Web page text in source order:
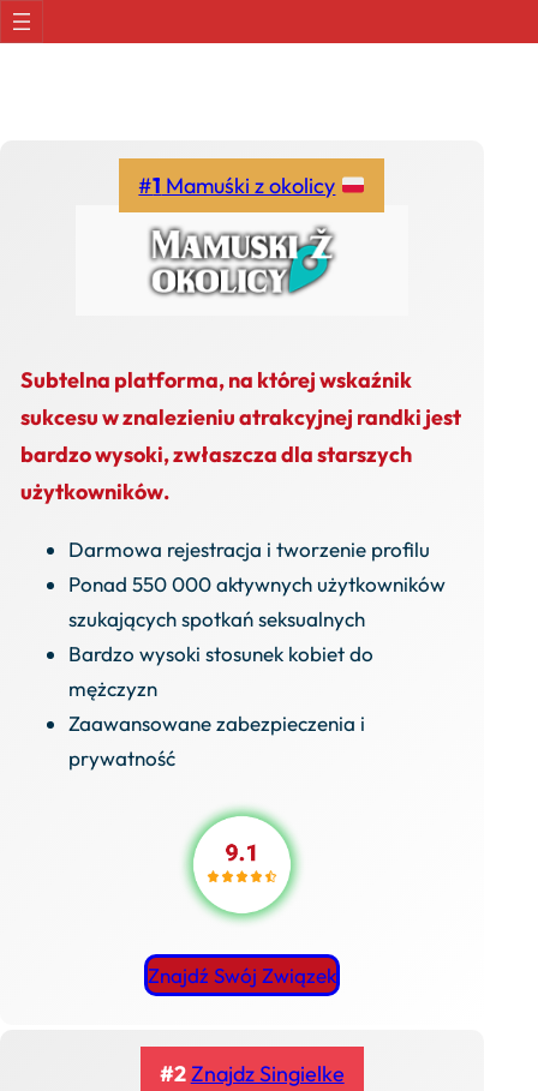
Skip
to
#1 Mamuśki z okolicy
Subtelna platforma, na której wskaźnik
sukcesu w znalezieniu atrakcyjnej randki jest
bardzo wysoki, zwłaszcza dla starszych
użytkowników.
Darmowa rejestracja i tworzenie profilu
Ponad 550 000 aktywnych użytkowników
szukających spotkań seksualnych
Bardzo wysoki stosunek kobiet do
mężczyzn
Zaawansowane zabezpieczenia i
prywatność
Znajdź Swój Związek
#2Znajdz Singielke